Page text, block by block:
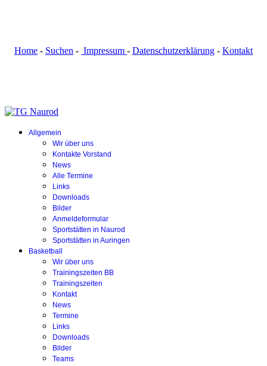
Home - Suchen - Impressum - Datenschutzerklärung - Kontakt
Allgemein
Wir über uns
Kontakte Vorstand
News
Alle Termine
Links
Downloads
Bilder
Anmeldeformular
Sportstätten in Naurod
Sportstätten in Auringen
Basketball
Wir über uns
Trainingszeiten BB
Trainingszeiten
Kontakt
News
Termine
Links
Downloads
Bilder
Teams